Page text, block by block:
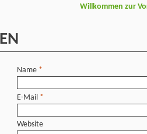
Willkommen zur
Name *
E-Mail *
Website